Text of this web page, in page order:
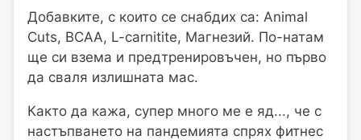
Добавките, с които се снабдих са: Animal
Cuts, BCAA, L-carnitite, Магнезий. По-натам
ще си взема и предтренировъчен, но първо
да сваля излишната мас.
Както да кажа, супер много ме е яд..., че с
настъпването на пандемията спрях фитнес